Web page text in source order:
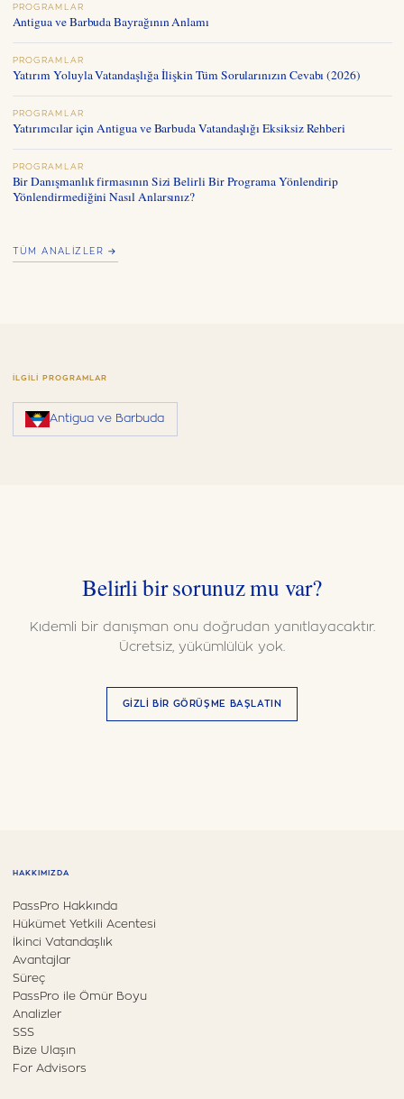
PROGRAMLAR
Antigua ve Barbuda Bayrağının Anlamı
PROGRAMLAR
Yatırım Yoluyla Vatandaşlığa İlişkin Tüm Sorularınızın Cevabı (2026)
PROGRAMLAR
Yatırımcılar için Antigua ve Barbuda Vatandaşlığı Eksiksiz Rehberi
PROGRAMLAR
Bir Danışmanlık firmasının Sizi Belirli Bir Programa Yönlendirip
Yönlendirmediğini Nasıl Anlarsınız?
TÜM ANALIZLER →
İLGILI PROGRAMLAR
Antigua ve Barbuda
Belirli bir sorunuz mu var?
Kıdemli bir danışman onu doğrudan yanıtlayacaktır.
Ücretsiz, yükümlülük yok.
GIZLI BIR GÖRÜŞME BAŞLATIN
HAKKIMIZDA
PassPro Hakkında
Hükümet Yetkili Acentesi
İkinci Vatandaşlık
Avantajlar
Süreç
PassPro ile Ömür Boyu
Analizler
SSS
Bize Ulaşın
For Advisors